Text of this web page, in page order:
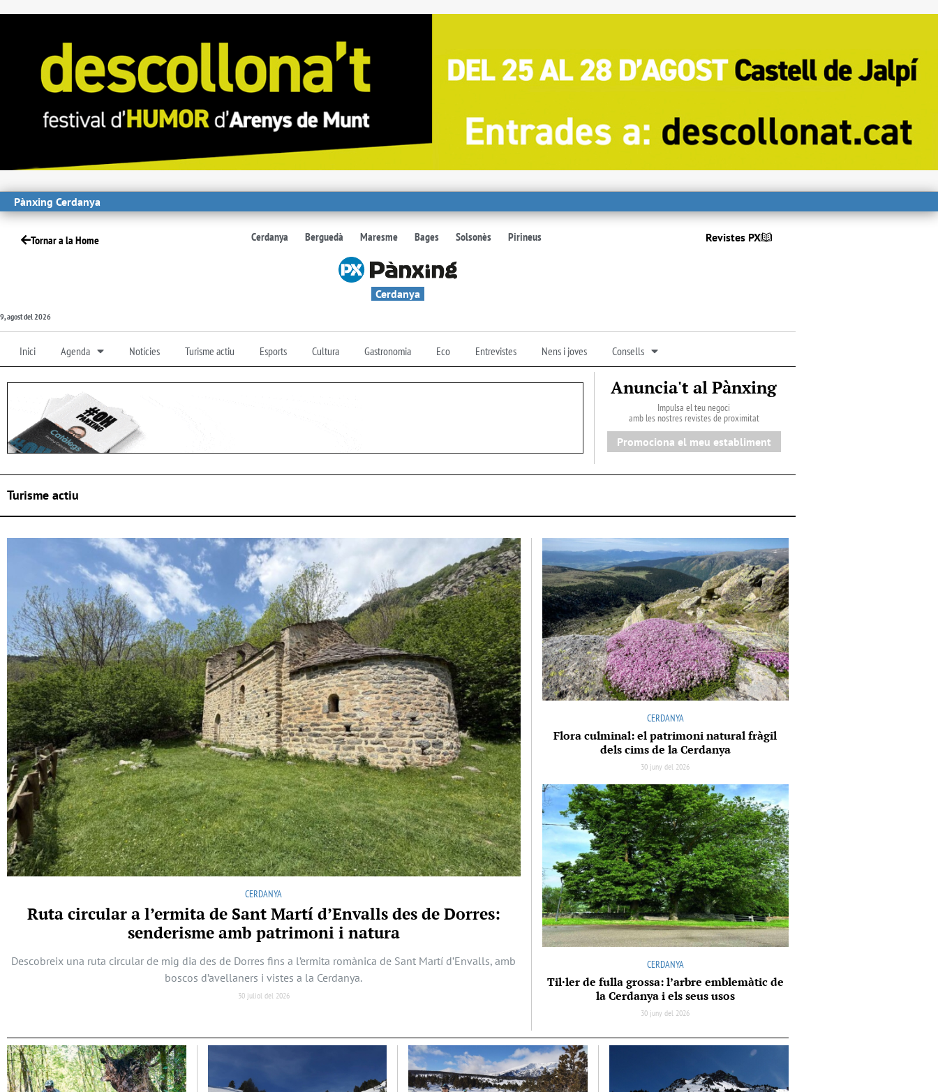
Pànxing Cerdanya
Tornar a la Home Cerdanya Berguedà Maresme Bages Solsonès Pirineus Revistes PX
Cerdanya
9, agost del 2026
Inici Agenda Notícies Turisme actiu Esports Cultura Gastronomia Eco Entrevistes Nens i joves Consells
Anuncia't al Pànxing
Impulsa el teu negoci
amb les nostres revistes de proximitat
Promociona el meu establiment
Turisme actiu
CERDANYA
Ruta circular a l’ermita de Sant Martí d’Envalls des de Dorres:
senderisme amb patrimoni i natura
Descobreix una ruta circular de mig dia des de Dorres fins a l’ermita romànica de Sant Martí d’Envalls, amb
boscos d’avellaners i vistes a la Cerdanya.
30 juliol del 2026
CERDANYA
Flora culminal: el patrimoni natural fràgil
dels cims de la Cerdanya
30 juny del 2026
CERDANYA
Til·ler de fulla grossa: l’arbre emblemàtic de
la Cerdanya i els seus usos
30 juny del 2026